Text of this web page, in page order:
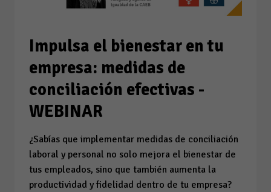
Impulsa el bienestar en tu
empresa: medidas de
conciliación efectivas -
WEBINAR
¿Sabías que implementar medidas de conciliación
laboral y personal no solo mejora el bienestar de
tus empleados, sino que también aumenta la
productividad y fidelidad dentro de tu empresa?